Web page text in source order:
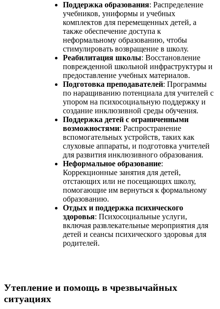
Поддержка образования: Распределение
учебников, униформы и учебных
комплектов для перемещенных детей, а
также обеспечение доступа к
неформальному образованию, чтобы
стимулировать возвращение в школу.
Реабилитация школы: Восстановление
поврежденной школьной инфраструктуры и
предоставление учебных материалов.
Подготовка преподавателей: Программы
по наращиванию потенциала для учителей с
упором на психосоциальную поддержку и
создание инклюзивной среды обучения.
Поддержка детей с ограниченными
возможностями: Распространение
вспомогательных устройств, таких как
слуховые аппараты, и подготовка учителей
для развития инклюзивного образования.
Неформальное образование:
Коррекционные занятия для детей,
отстающих или не посещающих школу,
помогающие им вернуться к формальному
образованию.
Отдых и поддержка психического
здоровья: Психосоциальные услуги,
включая развлекательные мероприятия для
детей и сеансы психического здоровья для
родителей.
Утепление и помощь в чрезвычайных
ситуациях